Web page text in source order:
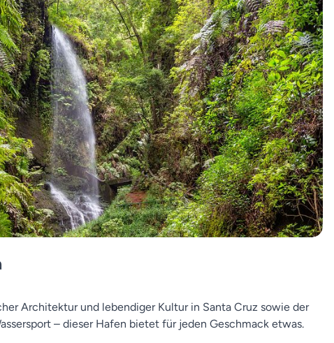
Architektur und lebendiger Kultur in Santa Cruz sowie der
– dieser Hafen bietet für jeden Geschmack etwas.